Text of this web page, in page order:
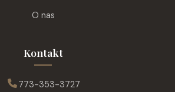
O nas
Kontakt
773-353-3727